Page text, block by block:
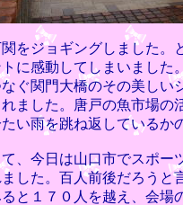
をジョギングしました。
トに感動してしまいました
ぐ関門大橋のその美しい
れました。唐戸の魚市場の
い雨を跳ね返しているか
て、今日は山口市でスポー
した。百人前後だろうと
と１７０人を越え、会場